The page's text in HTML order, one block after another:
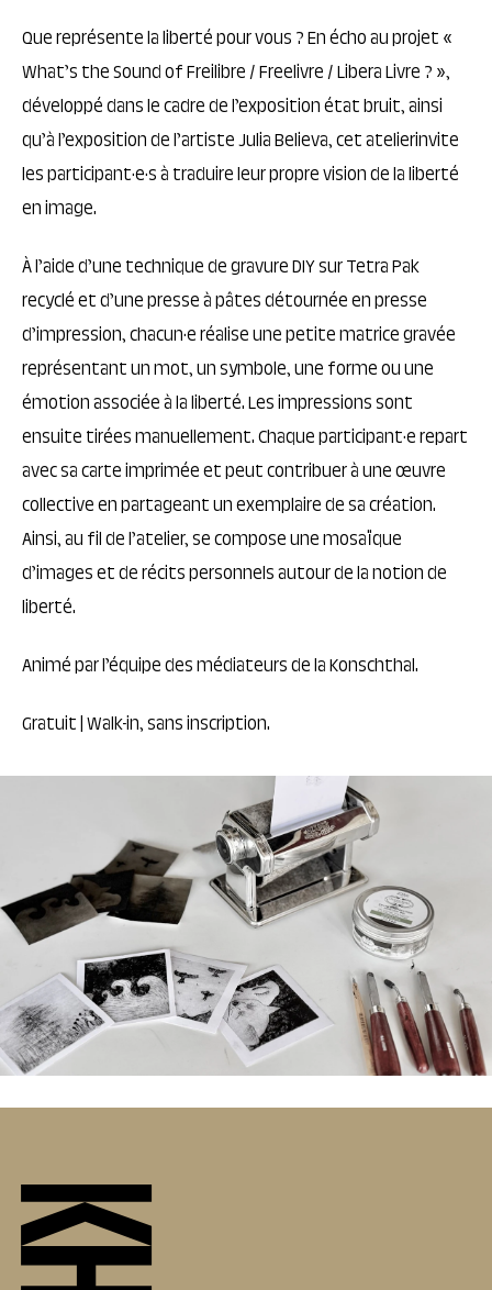
Que représente la liberté pour vous ? En écho au projet «
What’s the Sound of Freilibre / Freelivre / Libera Livre ? »,
développé dans le cadre de l’exposition état bruit, ainsi
qu’à l’exposition de l’artiste Julia Believa, cet atelierinvite
les participant·e·s à traduire leur propre vision de la liberté
en image.
À l’aide d’une technique de gravure DIY sur Tetra Pak
recyclé et d’une presse à pâtes détournée en presse
d’impression, chacun·e réalise une petite matrice gravée
représentant un mot, un symbole, une forme ou une
émotion associée à la liberté. Les impressions sont
ensuite tirées manuellement. Chaque participant·e repart
avec sa carte imprimée et peut contribuer à une œuvre
collective en partageant un exemplaire de sa création.
Ainsi, au fil de l’atelier, se compose une mosaïque
d’images et de récits personnels autour de la notion de
liberté.
Animé par l’équipe des médiateurs de la Konschthal.
Gratuit | Walk-in, sans inscription.